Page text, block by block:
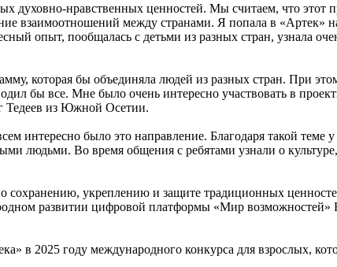
нравственных ценностей. Мы считаем, что этот
взаимоотношений между странами. Я попала в «Артек»
опыт, пообщалась с детьми из разных стран, узнала
которая бы объединяла людей из разных стран. При
бы все. Мне было очень интересно участвовать в
Тедеев из Южной Осетии.
интересно было это направление. Благодаря такой теме
людьми. Во время общения с ребятами узнали о
сохранению, укреплению и защите традиционных
развитии цифровой платформы «Мир возможностей»
в 2025 году международного конкурса для взрослых,